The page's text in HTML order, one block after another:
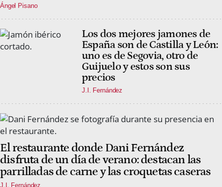
Ángel Pisano
Los dos mejores jamones de
España son de Castilla y León:
uno es de Segovia, otro de
Guijuelo y estos son sus
precios
J.I. Fernández
El restaurante donde Dani Fernández
disfruta de un día de verano: destacan las
parrilladas de carne y las croquetas caseras
J.I. Fernández